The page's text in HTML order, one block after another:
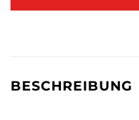
BESCHREIBUNG